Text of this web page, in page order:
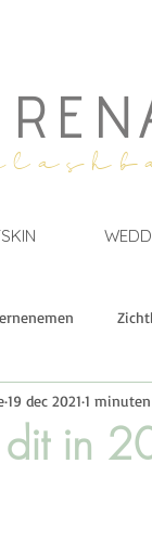
Events &
in
19 dec 2021 1